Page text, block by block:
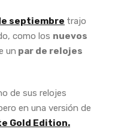
septiembre trajo
como los nuevos
un par de relojes
de sus relojes
en una versión de
Gold Edition.